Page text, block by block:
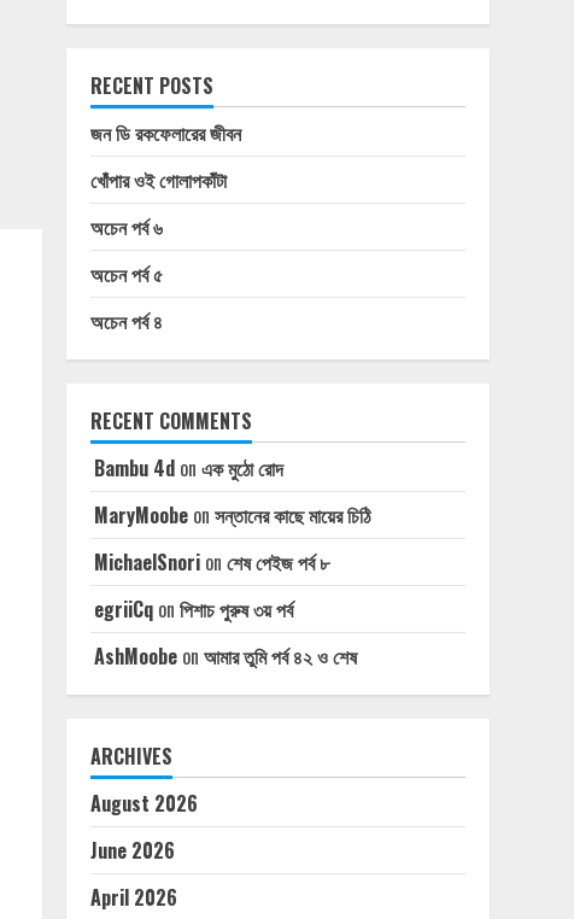
RECENT POSTS
জন ডি রকফেলারের জীবন
খোঁপার ওই গোলাপকাঁটা
অচেন পর্ব ৬
অচেন পর্ব ৫
অচেন পর্ব ৪
RECENT COMMENTS
Bambu 4don এক মুঠো রোদ
MaryMoobeon সন্তানের কাছে মায়ের চিঠি
MichaelSnorion শেষ পেইজ পর্ব ৮
egriiCqon পিশাচ পুরুষ ৩য় পর্ব
AshMoobeon আমার তুমি পর্ব ৪২ ও শেষ
ARCHIVES
August 2026
June 2026
April 2026